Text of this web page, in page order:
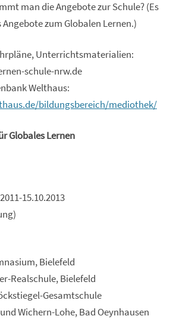
man die Angebote zur Schule? (Es
zum Globalen Lernen.)
Unterrichtsmaterialien:
schule-nrw.de
Welthaus:
bildungsbereich/mediothek/
Globales Lernen
15.10.2013
Bielefeld
Realschule, Bielefeld
Gesamtschule
Wichern-Lohe, Bad Oeynhausen